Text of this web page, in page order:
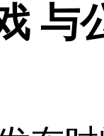
与